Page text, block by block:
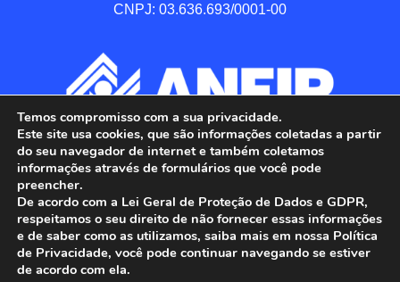
CNPJ: 03.636.693/0001-00
ANFIP - Associação Nacional dos Auditores
Fiscais da Receita Federal do Brasil.
Temos compromisso com a sua privacidade.
Este site usa cookies, que são informações coletadas a partir
do seu navegador de internet e também coletamos
informações através de formulários que você pode
preencher.
De acordo com a Lei Geral de Proteção de Dados e GDPR,
respeitamos o seu direito de não fornecer essas informações
e de saber como as utilizamos, saiba mais em nossa Política
de Privacidade, você pode continuar navegando se estiver
de acordo com ela.